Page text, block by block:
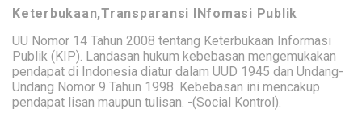
Keterbukaan,Transparansi INfomasi Publik
UU Nomor 14 Tahun 2008 tentang Keterbukaan Informasi
Publik (KIP). Landasan hukum kebebasan mengemukakan
pendapat di Indonesia diatur dalam UUD 1945 dan Undang-
Undang Nomor 9 Tahun 1998. Kebebasan ini mencakup
pendapat lisan maupun tulisan. -(Social Kontrol).